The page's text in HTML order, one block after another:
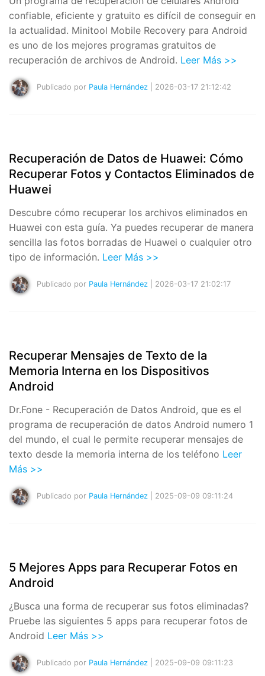
confiable, eficiente y gratuito es difícil de conseguir en
la actualidad. Minitool Mobile Recovery para Android
es uno de los mejores programas gratuitos de
recuperación de archivos de Android. Leer Más >>
Publicado por Paula Hernández | 2026-03-17 21:12:42
Recuperación de Datos de Huawei: Cómo
Recuperar Fotos y Contactos Eliminados de
Huawei
Descubre cómo recuperar los archivos eliminados en
Huawei con esta guía. Ya puedes recuperar de manera
sencilla las fotos borradas de Huawei o cualquier otro
tipo de información. Leer Más >>
Publicado por Paula Hernández | 2026-03-17 21:02:17
Recuperar Mensajes de Texto de la
Memoria Interna en los Dispositivos
Android
Dr.Fone - Recuperación de Datos Android, que es el
programa de recuperación de datos Android numero 1
del mundo, el cual le permite recuperar mensajes de
texto desde la memoria interna de los teléfono Leer
Más >>
Publicado por Paula Hernández | 2025-09-09 09:11:24
5 Mejores Apps para Recuperar Fotos en
Android
¿Busca una forma de recuperar sus fotos eliminadas?
Pruebe las siguientes 5 apps para recuperar fotos de
Android Leer Más >>
Publicado por Paula Hernández | 2025-09-09 09:11:23